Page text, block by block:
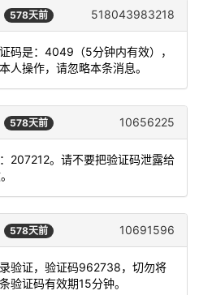
578天前 518043983218
码是：4049（5分钟内有效），
人操作，请忽略本条消息。
578天前 10656225
207212。请不要把验证码泄露给
578天前 10691596
录验证，验证码962738，切勿将
验证码有效期15分钟。